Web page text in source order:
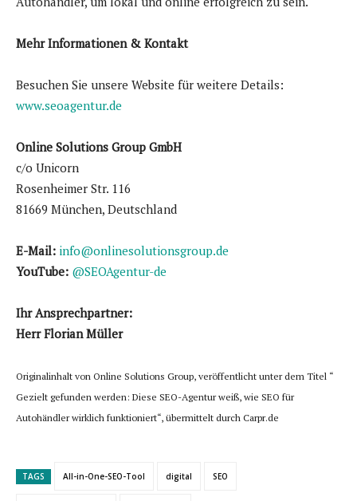
Mehr Informationen & Kontakt
Besuchen Sie unsere Website für weitere Details:
www.seoagentur.de
Online Solutions Group GmbH
c/o Unicorn
Rosenheimer Str. 116
81669 München, Deutschland
E-Mail: info@onlinesolutionsgroup.de
YouTube: @SEOAgentur-de
Ihr Ansprechpartner:
Herr Florian Müller
Originalinhalt von Online Solutions Group, veröffentlicht unter dem Titel “
Gezielt gefunden werden: Diese SEO-Agentur weiß, wie SEO für
Autohändler wirklich funktioniert“, übermittelt durch Carpr.de
TAGS All-in-One-SEO-Tool digital SEO